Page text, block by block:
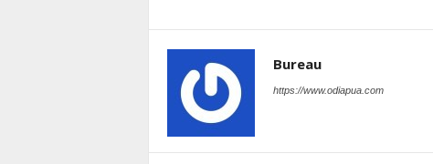
Bureau
https://www.odiapua.com